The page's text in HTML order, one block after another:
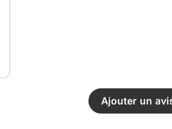
Ajouter un